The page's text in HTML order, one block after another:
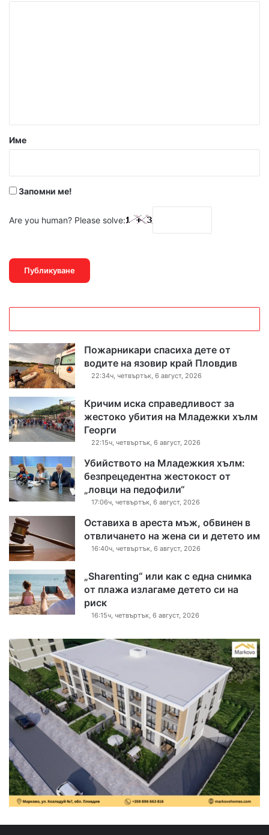
р
Име
Запомни ме!
Are you human? Please solve:
Пожарникари спасиха дете от
водите на язовир край Пловдив
22:34ч, четвъртък, 6 август, 2026
Кричим иска справедливост за
жестоко убития на Младежки хълм
Георги
22:15ч, четвъртък, 6 август, 2026
Убийството на Младежкия хълм:
безпрецедентна жестокост от
„ловци на педофили“
17:06ч, четвъртък, 6 август, 2026
Оставиха в ареста мъж, обвинен в
отвличането на жена си и детето им
16:40ч, четвъртък, 6 август, 2026
„Sharenting“ или как с една снимка
от плажа излагаме детето си на
риск
16:15ч, четвъртък, 6 август, 2026